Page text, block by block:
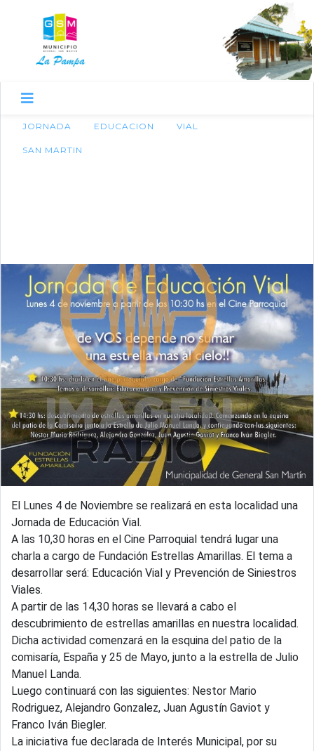
JORNADA EDUCACION VIAL
SAN MARTIN
El Lunes 4 de Noviembre se realizará en esta localidad una
Jornada de Educación Vial.
A las 10,30 horas en el Cine Parroquial tendrá lugar una
charla a cargo de Fundación Estrellas Amarillas. El tema a
desarrollar será: Educación Vial y Prevención de Siniestros
Viales.
A partir de las 14,30 horas se llevará a cabo el
descubrimiento de estrellas amarillas en nuestra localidad.
Dicha actividad comenzará en la esquina del patio de la
comisaría, España y 25 de Mayo, junto a la estrella de Julio
Manuel Landa.
Luego continuará con las siguientes: Nestor Mario
Rodriguez, Alejandro Gonzalez, Juan Agustín Gaviot y
Franco Iván Biegler.
La iniciativa fue declarada de Interés Municipal, por su